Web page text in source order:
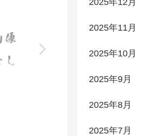
2025年11月
2025年10月
2025年9月
2025年8月
2025年7月